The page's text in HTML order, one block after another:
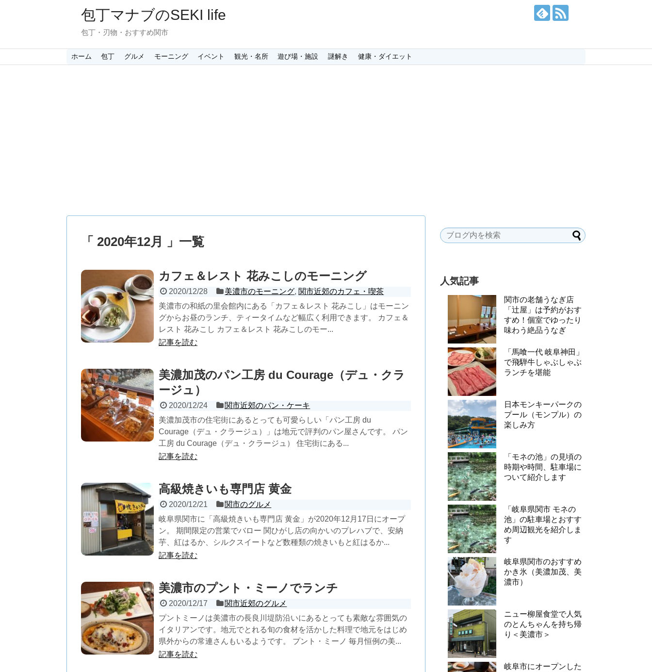
包丁マナブのSEKI life
包丁・刃物・おすすめ関市
ホーム 包丁 グルメ モーニング イベント 観光・名所 遊び場・施設 謎解き 健康・ダイエット
「 2020年12月 」一覧
カフェ＆レスト 花みこしのモーニング
2020/12/28 美濃市のモーニング, 関市近郊のカフェ・喫茶
美濃市の和紙の里会館内にある「カフェ＆レスト 花みこし」はモーニン
グからお昼のランチ、ティータイムなど幅広く利用できます。 カフェ＆
レスト 花みこし カフェ＆レスト 花みこしのモー...
記事を読む
美濃加茂のパン工房 du Courage（デュ・クラ
ージュ）
2020/12/24
関市近郊のパン・ケーキ
美濃加茂市の住宅街にあるとっても可愛らしい「パン工房 du
Courage（デュ・クラージュ）」は地元で評判のパン屋さんです。 パン
工房 du Courage（デュ・クラージュ） 住宅街にある...
記事を読む
高級焼きいも専門店 黄金
2020/12/21
関市のグルメ
岐阜県関市に「高級焼きいも専門店 黄金」が2020年12月17日にオープ
ン。 期間限定の営業でバロー 関ひがし店の向かいのプレハブで、安納
芋、紅はるか、シルクスイートなど数種類の焼きいもと紅はるか...
記事を読む
美濃市のプント・ミーノでランチ
2020/12/17
関市近郊のグルメ
プントミーノは美濃市の長良川堤防沿いにあるとっても素敵な雰囲気の
イタリアンです。地元でとれる旬の食材を活かした料理で地元をはじめ
県外からの常連さんもいるようです。 プント・ミーノ 毎月恒例の美...
記事を読む
人気記事
関市の老舗うなぎ店
「辻屋」は予約がおす
すめ！個室でゆったり
味わう絶品うなぎ
「馬喰一代 岐阜神田」
で飛騨牛しゃぶしゃぶ
ランチを堪能
日本モンキーパークの
プール（モンプル）の
楽しみ方
「モネの池」の見頃の
時期や時間、駐車場に
ついて紹介します
「岐阜県関市 モネの
池」の駐車場とおすす
め周辺観光を紹介しま
す
岐阜県関市のおすすめ
かき氷（美濃加茂、美
濃市）
ニュー柳屋食堂で人気
のとんちゃんを持ち帰
り＜美濃市＞
岐阜市にオープンした